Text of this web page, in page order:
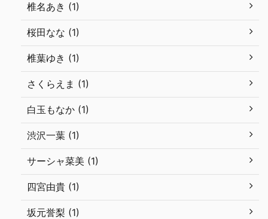
椎名あき (1)
桜田なな (1)
椎葉ゆき (1)
さくらえま (1)
白玉もなか (1)
渋沢一葉 (1)
サーシャ菜美 (1)
四宮由貴 (1)
坂元誉梨 (1)